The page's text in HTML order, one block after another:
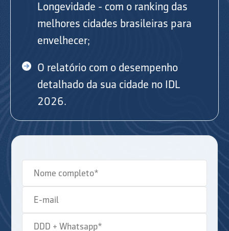
Longevidade - com o ranking das
melhores cidades brasileiras para
envelhecer;
O relatório com o desempenho
detalhado da sua cidade no IDL
2026.